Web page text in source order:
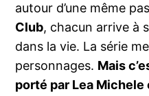
autour d’une même
Club, chacun arrive à
dans la vie. La série
personnages. Mais
porté par Lea